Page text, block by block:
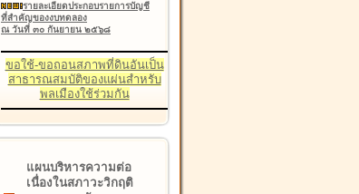
รายละเอียดประกอบรายการบัญชี
ที่สำคัญของงบทดลอง
ณ วันที่ ๓๐ กันยายน ๒๕๖๘
ขอใช้-ขอถอนสภาพที่ดินอันเป็น
สาธารณสมบัติของแผ่นสำหรับ
พลเมืองใช้ร่วมกัน
แผนบริหารความต่อ
เนื่องในสภาวะวิกฤติ